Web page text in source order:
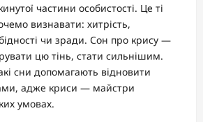
частини особистості. Це ті
визнавати: хитрість,
чи зради. Сон про крису —
цю тінь, стати сильнішим.
сни допомагають відновити
адже криси — майстри
умовах.